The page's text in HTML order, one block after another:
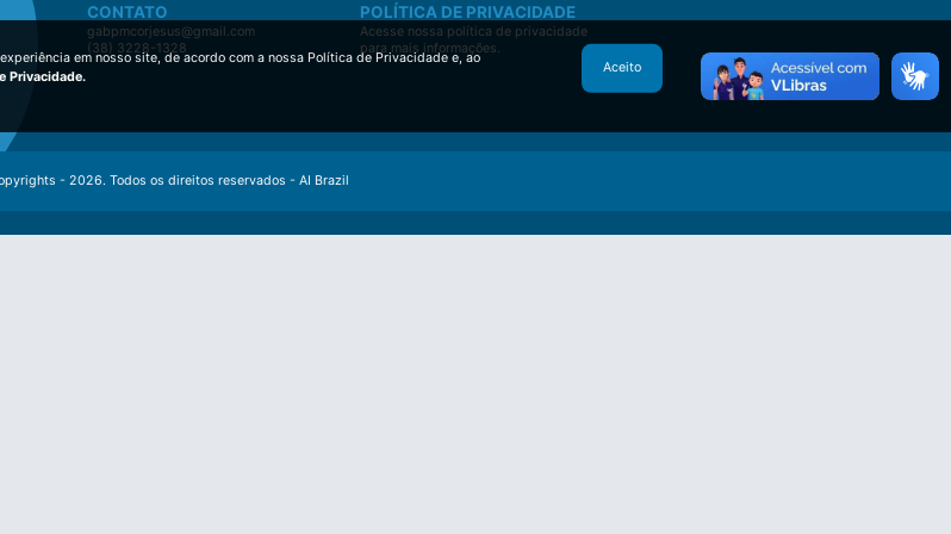
CONTATO
gabpmcorjesus@gmail.com
(38) 3228-1328
POLÍTICA DE PRIVACIDADE
Acesse nossa política de privacidade
para mais informações.
- 2026. Todos os direitos reservados - AI Brazil
em nosso site, de acordo com a nossa Política de Privacidade e, ao
Privacidade.
Aceito